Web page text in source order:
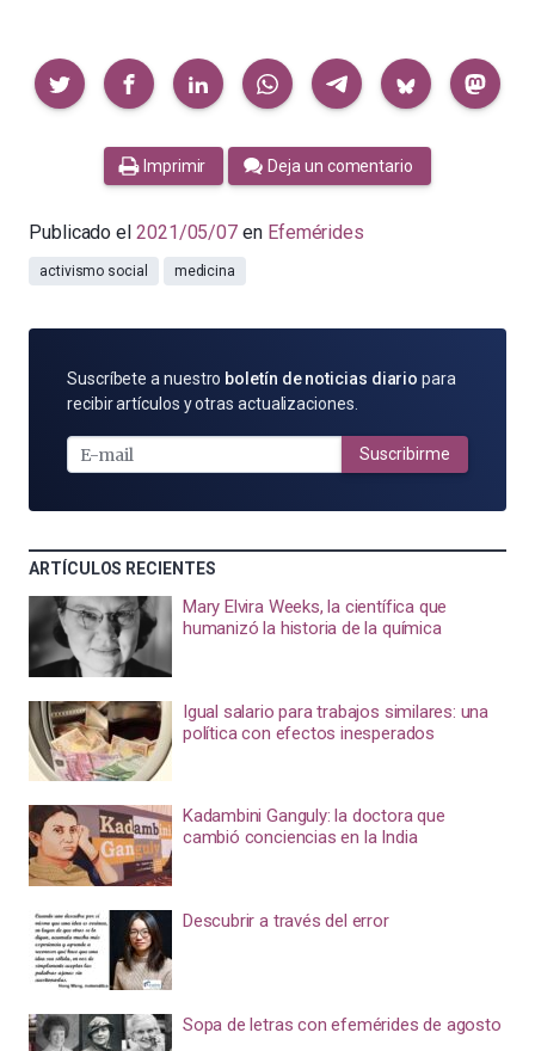
Compartir
Imprimir Deja un comentario
Publicado el 2021/05/07 en Efemérides
activismo social medicina
SUSCRÍBETE
POR
MAIL
Suscríbete a nuestro boletín de noticias diario para
recibir artículos y otras actualizaciones.
Suscribirme
ARTÍCULOS RECIENTES
Mary Elvira Weeks, la científica que
humanizó la historia de la química
Igual salario para trabajos similares: una
política con efectos inesperados
Kadambini Ganguly: la doctora que
cambió conciencias en la India
Descubrir a través del error
Sopa de letras con efemérides de agosto